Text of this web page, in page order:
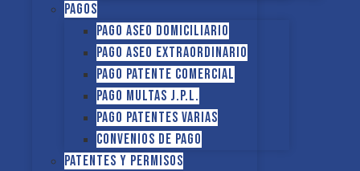
Pagos
Pago Aseo domiciliario
Pago Aseo extraordinario
Pago Patente comercial
Pago multas J.P.L.
Pago Patentes varias
Convenios de pago
Patentes y Permisos